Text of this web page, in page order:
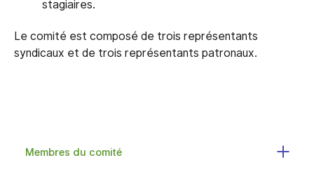
stagiaires.
Le comité est composé de trois représentants
syndicaux et de trois représentants patronaux.
Membres du comité